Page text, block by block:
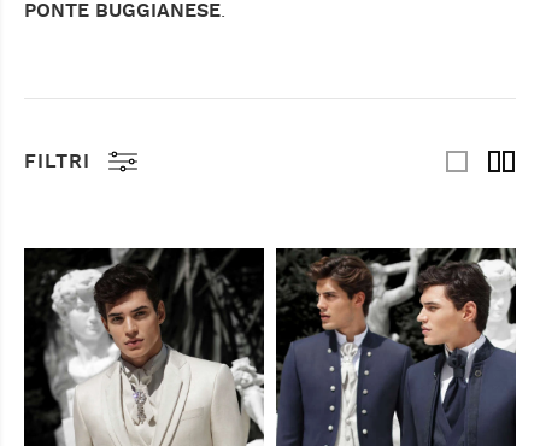
PONTE BUGGIANESE
FILTRI